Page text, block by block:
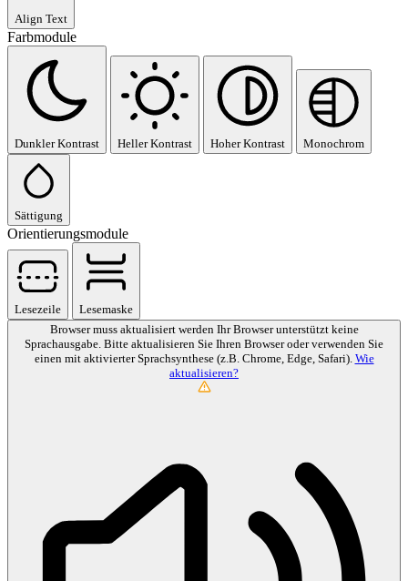
Align Text
Farbmodule
Dunkler Kontrast Heller Kontrast Hoher Kontrast Monochrom
Sättigung
Orientierungsmodule
Lesezeile
Lesemaske
Browser muss aktualisiert werden Ihr Browser unterstützt keine
Sprachausgabe. Bitte aktualisieren Sie Ihren Browser oder verwenden Sie
einen mit aktivierter Sprachsynthese (z.B. Chrome, Edge, Safari). Wie
aktualisieren?